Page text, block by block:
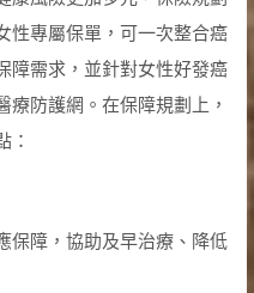
性專屬保單，可一次整合癌
障需求，並針對女性好發癌
防護網。在保障規劃上，
：
保障，協助及早治療、降低